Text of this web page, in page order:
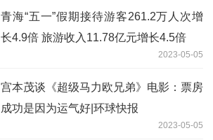
青海“五一”假期接待游客261.2万人次增
长4.9倍 旅游收入11.78亿元增长4.5倍
2023-05-05
宫本茂谈《超级马力欧兄弟》电影：票房
成功是因为运气好|环球快报
2023-05-05